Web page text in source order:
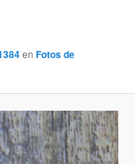
enFotos de